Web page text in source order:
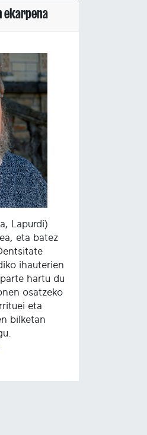
ekarpena
Lapurdi)
eta batez
ihauterien
hartu du
osatzeko
eta
bilketan